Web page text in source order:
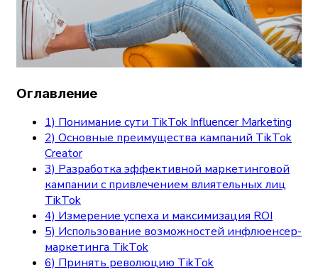
Оглавление
1) Понимание сути TikTok Influencer Marketing
2) Основные преимущества кампаний TikTok
Creator
3) Разработка эффективной маркетинговой
кампании с привлечением влиятельных лиц
TikTok
4) Измерение успеха и максимизация ROI
5) Использование возможностей инфлюенсер-
маркетинга TikTok
6) Принять революцию TikTok